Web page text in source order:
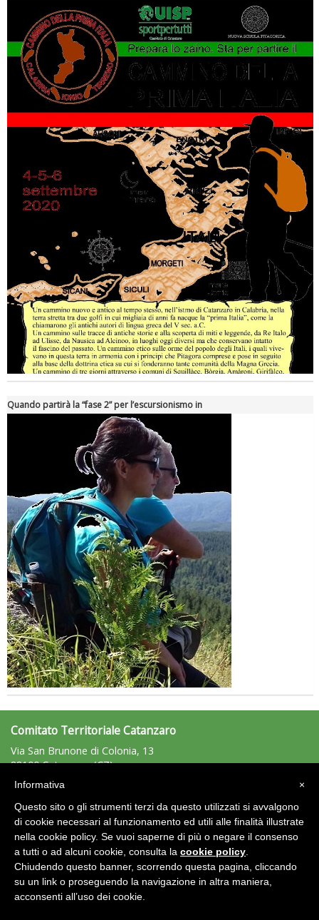
Quando partirà la “fase 2” per l’escursionismo in
Comitato Territoriale Catanzaro
Via San Brunone di Colonia, 13
88100 Catanzaro (CZ)
Tel: 338/9539783 - Fax: n.d.
C.F.: 97020580797
Area Riservata 2.0
×
Informativa
Questo sito o gli strumenti terzi da questo utilizzati si avvalgono
di cookie necessari al funzionamento ed utili alle finalità illustrate
nella cookie policy. Se vuoi saperne di più o negare il consenso
a tutti o ad alcuni cookie, consulta la cookie policy
Chiudendo questo banner, scorrendo questa pagina, cliccando
su un link o proseguendo la navigazione in altra maniera,
acconsenti all’uso dei cookie.